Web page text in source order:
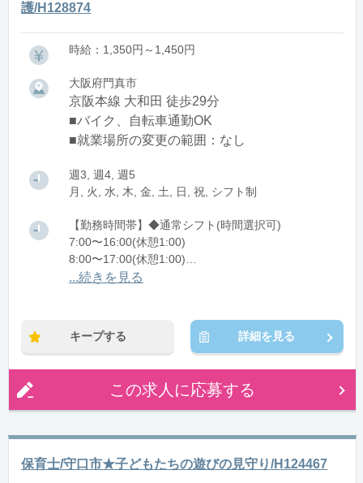
護/H128874
時給：1,350円～1,450円
大阪府門真市
京阪本線 大和田 徒歩29分
■バイク、自転車通勤OK
■就業場所の変更の範囲：なし
週3, 週4, 週5
月, 火, 水, 木, 金, 土, 日, 祝, シフト制
【勤務時間帯】◆通常シフト(時間選択可)
7:00〜16:00(休憩1:00)
8:00〜17:00(休憩1:00)
12:00〜21:00(休憩1:00)
...続きを見る
キープする 詳細を見る
この求人に応募する
保育士/守口市★子どもたちの遊びの見守り/H124467